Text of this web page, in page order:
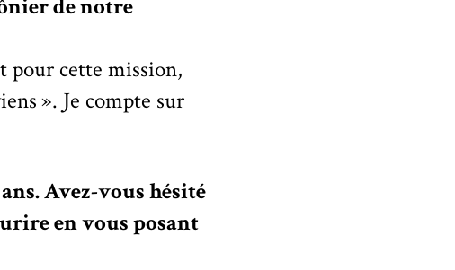
de notre
pour cette mission,
». Je compte sur
Avez-vous hésité
en vous posant